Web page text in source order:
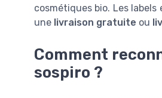
cosmétiques bio. Les
une livraison gratuite ou
Comment
sospiro ?